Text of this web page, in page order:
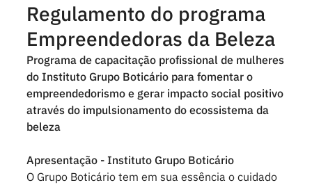
Regulamento do programa
Empreendedoras da Beleza
Programa de capacitação profissional de mulheres
do Instituto Grupo Boticário para fomentar o
empreendedorismo e gerar impacto social positivo
através do impulsionamento do ecossistema da
beleza
Apresentação - Instituto Grupo Boticário
O Grupo Boticário tem em sua essência o cuidado